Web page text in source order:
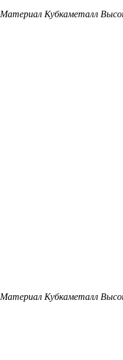
Материал Кубкаметалл
Материал Кубкаметалл